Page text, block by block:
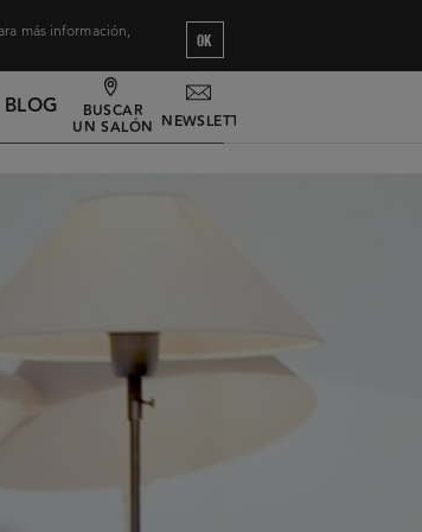
más información,
OK
BLOG BUSCAR
UN SALÓN NEWSLETTER